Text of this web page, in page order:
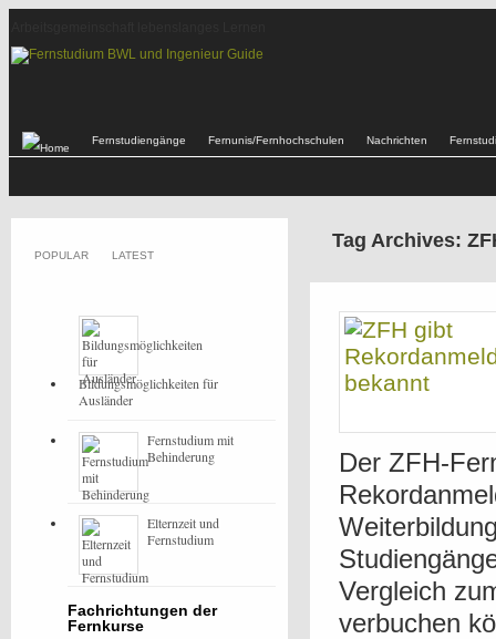
Fernstudiengänge Fernunis/Fernhochschulen Nachrichten
Tag Archives:
Der ZFH-
Vergleich
verbuchen
POPULAR LATEST
Bildungsmöglichkeiten für
Ausländer
Fernstudium mit
Behinderung
Elternzeit und
Fernstudium
Fachrichtungen der
Fernkurse